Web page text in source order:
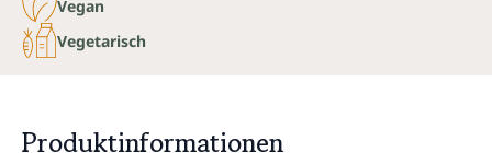
Vegan
Vegetarisch
Produktinformationen